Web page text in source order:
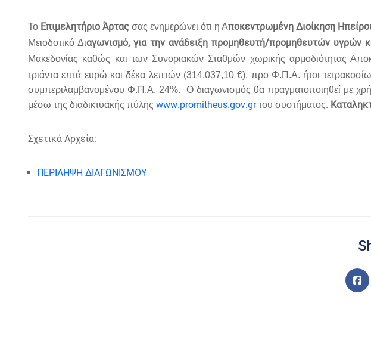
Το Επιμελητήριο Άρτας σας ενημερώνει ότι η Αποκεντρωμένη Διοίκηση
Μειοδοτικό Διαγωνισμό, για την ανάδειξη προμηθευτή/προμηθευτών υγρών
Μακεδονίας καθώς και των Συνοριακών Σταθμών χωρικής αρμοδιότητας
τριάντα επτά ευρώ και δέκα λεπτών (314.037,10 €), προ Φ.Π.Α. ήτοι
συμπεριλαμβανομένου Φ.Π.Α. 24%.
Ο διαγωνισμός θα πραγματοποιηθεί με
μέσω της διαδικτυακής πύλης www.promitheus.gov.grτου συστήματος.
Σχετικά Αρχεία:
ΠΕΡΙΛΗΨΗ ΔΙΑΓΩΝΙΣΜΟΥ